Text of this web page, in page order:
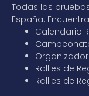
Todas las
España.
Calendario
Rallies de
Rallies de